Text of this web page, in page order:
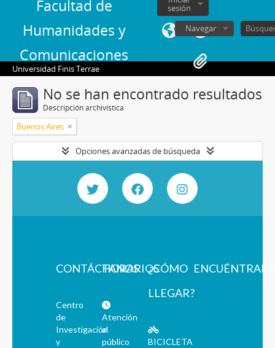
Facultad de
Humanidades y
Comunicaciones
sesión
Navegar
Universidad Finis Terrae
No se han encontrado resultados
Descripción archivística
Buenos Aires
Opciones avanzadas de búsqueda
CONTÁCTANOS
Centro
de
Investigación
y
HORARIOS
Atención
al
público
¿CÓMO
LLEGAR?
BICICLETA